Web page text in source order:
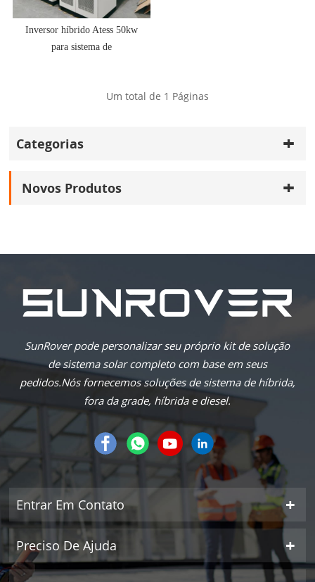
Inversor híbrido Atess 50kw
para sistema de
Um total de 1 Páginas
Categorias
Novos Produtos
SunRover pode personalizar seu próprio kit de solução
de sistema solar completo com base em seus
pedidos.Nós fornecemos soluções de sistema de híbrida,
fora da grade, híbrida e diesel.
Entrar Em Contato
Preciso De Ajuda